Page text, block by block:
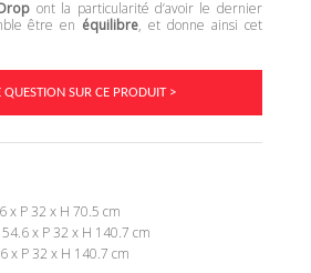
ont la particularité d’avoir le dernier
être en équilibre, et donne ainsi cet
QUESTION SUR CE PRODUIT >
x P 32 x H 70.5 cm
54.6 x P 32 x H 140.7 cm
x P 32 x H 140.7 cm